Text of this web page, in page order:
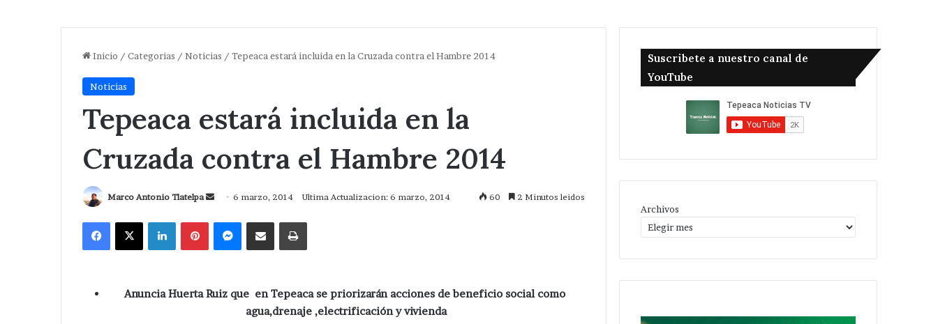
Inicio / Categorias / Noticias / Tepeaca estará incluida en la Cruzada contra el Hambre 2014
Noticias
Tepeaca estará incluida en la
Cruzada contra el Hambre 2014
Marco Antonio Tlatelpa
Send
email
6 marzo, 2014 Ultima Actualizacion: 6 marzo, 2014 60 2 Minutos leidos
Facebook
X LinkedInPinterestMessengerCompartir via CorreoImprimir
Anuncia Huerta Ruiz que en Tepeaca se priorizarán acciones de beneficio social como
agua,drenaje ,electrificación y vivienda
Suscribete a nuestro canal de
YouTube
Archivos